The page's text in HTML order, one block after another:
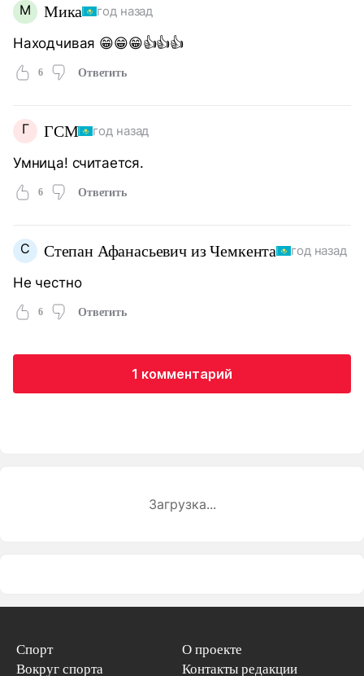
М Мика год назад
Находчивая 😁😁😁👍👍👍
6 Ответить
Г ГСМ год назад
Умница! считается.
6 Ответить
С Степан Афанасьевич из Чемкента год назад
Не честно
6 Ответить
1 комментарий
Загрузка...
Спорт
Вокруг спорта
О проекте
Контакты редакции